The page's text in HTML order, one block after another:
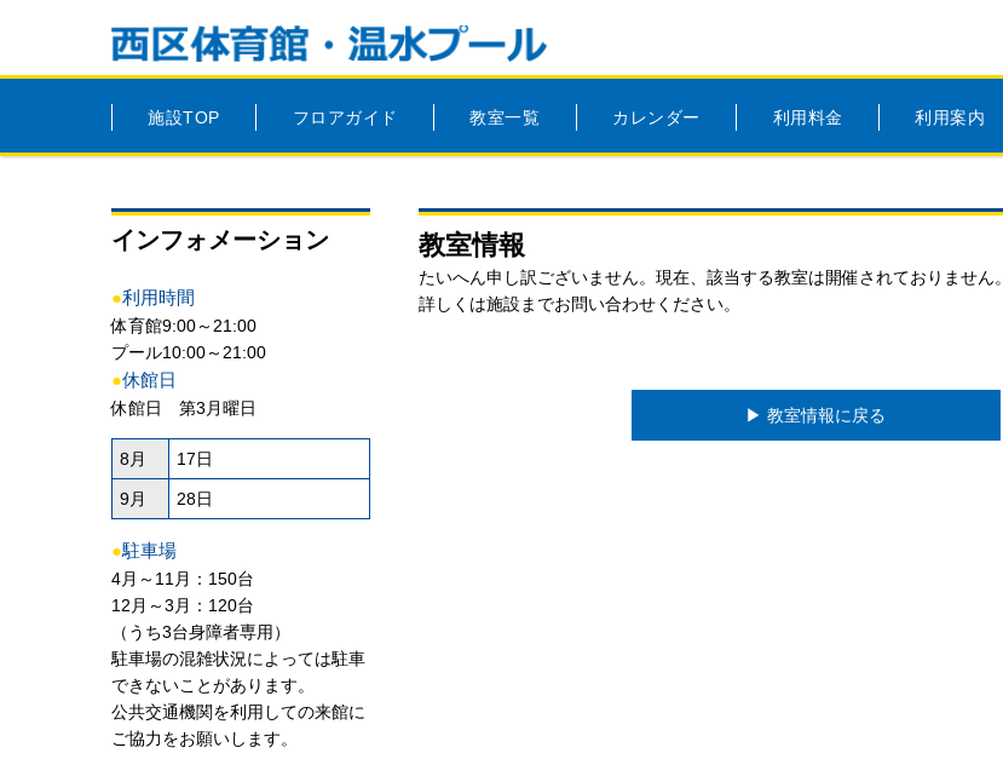
施設TOP フロアガイド 教室一覧 カレンダー 利用料金 利用案内
インフォメーション
●利用時間
体育館9:00～21:00
プール10:00～21:00
●休館日
休館日 第3月曜日
8月 17日
9月 28日
●駐車場
4月～11月：150台
12月～3月：120台
（うち3台身障者専用）
駐車場の混雑状況によっては駐車
できないことがあります。
公共交通機関を利用しての来館に
ご協力をお願いします。
教室情報
たいへん申し訳ございません。現在、該当する教室は開催されておりません。
詳しくは施設までお問い合わせください。
▶︎ 教室情報に戻る